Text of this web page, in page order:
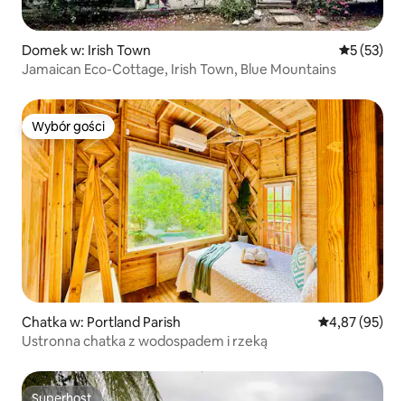
Domek w: Irish Town Średnia
5 (53)
Jamaican Eco-Cottage, Irish Town, Blue Mountains
Wybór gości
Wybór gości
Chatka w: Portland Parish Średnia
4,87 (95)
Ustronna chatka z wodospadem i rzeką